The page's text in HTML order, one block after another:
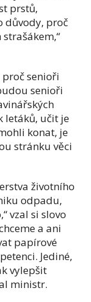
prstů,
důvody, proč
proč senioři
senioři
letáků, učit je
konat, je
stránku věci
životního
odpadu,
vzal si slovo
a ani
papírové
Jediné,
vylepšit
ministr.